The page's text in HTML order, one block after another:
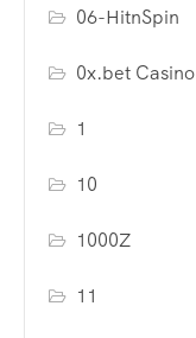
06-HitnSpin
0x.bet Casino
1
10
1000Z
11